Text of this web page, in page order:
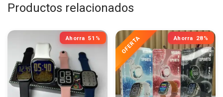
Productos relacionados
Ahorra 51% Ahorra 28%